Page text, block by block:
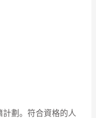
劃。符合資格的人